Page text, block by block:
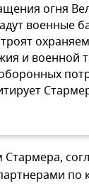
огня
военные
и военной
Стармера,
по